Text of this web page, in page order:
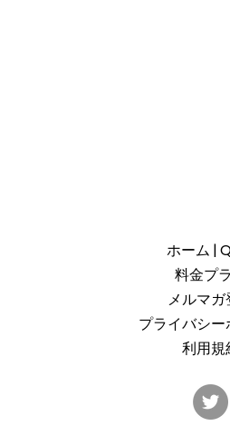
産総研のG-QuATに
(中性原子)方式の米
ホーム |
料金プ
メルマガ
プライバシー
利用規